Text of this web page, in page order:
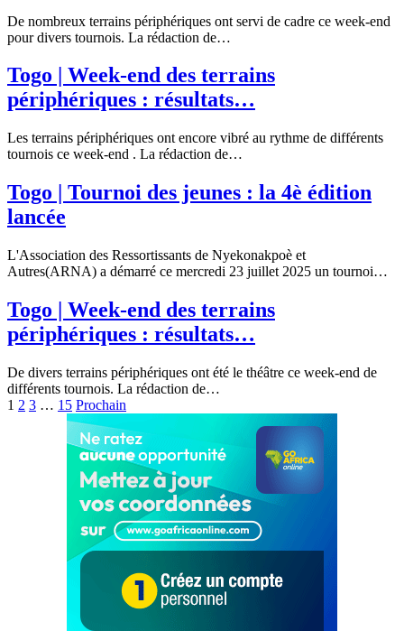
De nombreux terrains périphériques ont servi de cadre ce week-end
pour divers tournois. La rédaction de…
Togo | Week-end des terrains
périphériques : résultats…
Les terrains périphériques ont encore vibré au rythme de différents
tournois ce week-end . La rédaction de…
Togo | Tournoi des jeunes : la 4è édition
lancée
L'Association des Ressortissants de Nyekonakpoè et
Autres(ARNA) a démarré ce mercredi 23 juillet 2025 un tournoi…
Togo | Week-end des terrains
périphériques : résultats…
De divers terrains périphériques ont été le théâtre ce week-end de
différents tournois. La rédaction de…
1 2 3 … 15 Prochain